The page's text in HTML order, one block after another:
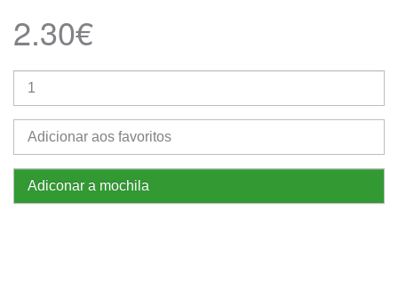
2.30€
Adicionar aos favoritos
Adiconar a mochila